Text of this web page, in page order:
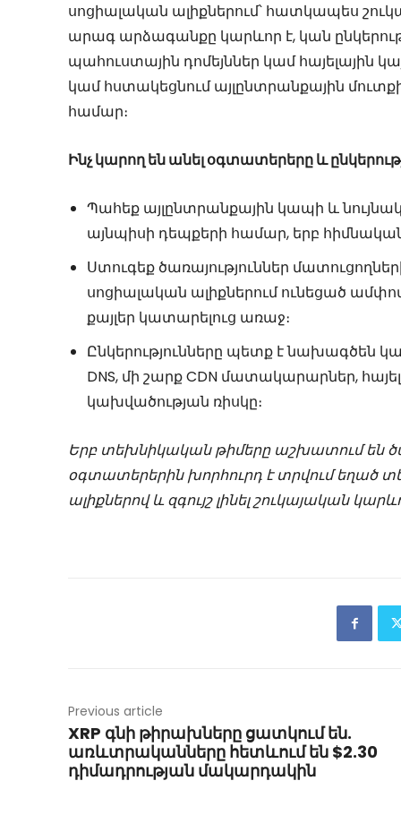
սոցիալական ալիքներում՝ հատկապես
արագ արձագանքը կարևոր է, կան
պահուստային դոմեյններ կամ հայելային
կամ հստակեցնում այլընտրանքային
համար։
Ինչ կարող են անել օգտատերերը և
Պահեք այլընտրանքային կապի և
այնպիսի դեպքերի համար, երբ
Ստուգեք ծառայություններ
սոցիալական ալիքներում ունեցած
քայլեր կատարելուց առաջ։
Ընկերությունները պետք է նախագծեն
DNS, մի շարք CDN մատակարարներ,
կախվածության ռիսկը։
Երբ տեխնիկական թիմերը աշխատում են
օգտատերերին խորհուրդ է տրվում եղած
ալիքներով և զգույշ լինել շուկայական
Previous article
XRP գնի թիրախները ցատկում են.
առևտրականները հետևում են $2.30
դիմադրության մակարդակին